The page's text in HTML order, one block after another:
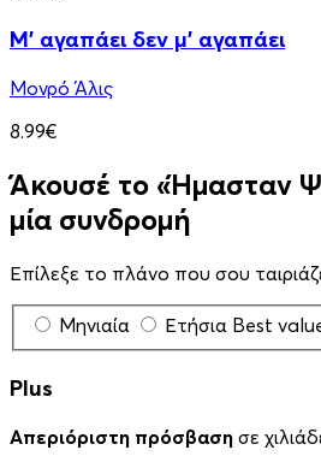
Μ' αγαπάει δεν μ' αγαπάει
Μονρό Άλις
8.99€
Άκουσέ το «Ήμασταν
μία συνδρομή
Επίλεξε το πλάνο που σου
Μηνιαία Ετήσια Best
Plus
Απεριόριστη πρόσβαση σε